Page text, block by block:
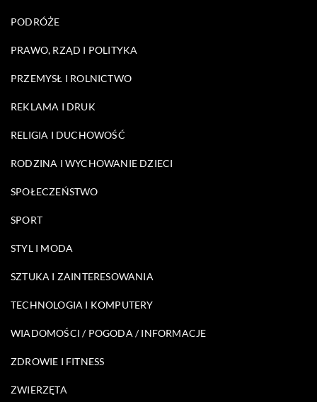
PODRÓŻE
PRAWO, RZĄD I POLITYKA
PRZEMYSŁ I ROLNICTWO
REKLAMA I DRUK
RELIGIA I DUCHOWOŚĆ
RODZINA I WYCHOWANIE DZIECI
SPOŁECZEŃSTWO
SPORT
STYL I MODA
SZTUKA I ZAINTERESOWANIA
TECHNOLOGIA I KOMPUTERY
WIADOMOŚCI / POGODA / INFORMACJE
ZDROWIE I FITNESS
ZWIERZĘTA